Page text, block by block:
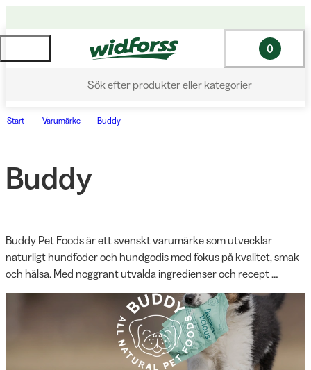
Sök efter produkter eller kategorier
0
Start Varumärke Buddy
Buddy
Buddy Pet Foods är ett svenskt varumärke som utvecklar
naturligt hundfoder och hundgodis med fokus på kvalitet, smak
och hälsa. Med noggrant utvalda ingredienser och recept
framtagna för hundens behov erbjuder Buddy näringsrika
produkter utan onödiga tillsatser. Sortimentet omfattar
torrfoder, våtfoder, hundgodis och kosttillskott för hundar i olika
åldrar och aktivitetsnivåer. Buddy kombinerar funktionell
nutrition med hög smaklighet för att bidra till hundens